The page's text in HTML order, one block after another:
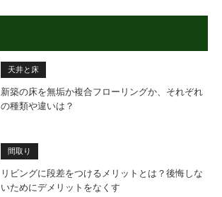
天井と床
新築の床を無垢か複合フローリングか、それぞれ
の種類や違いは？
間取り
リビングに段差をつけるメリットとは？後悔しな
いためにデメリットをなくす